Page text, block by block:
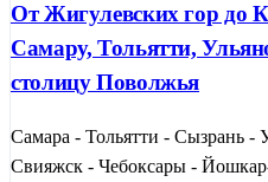
От Жигулевских гор до
Самару, Тольятти,
столицу Поволжья
Самара - Тольятти - Сызрань -
Свияжск - Чебоксары -